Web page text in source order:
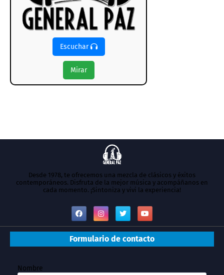
Escuchar
Mirar
Desde 1978, te ofrecemos una mezcla de clásicos y éxitos
contemporáneos. Disfruta de la mejor música y acompáñanos en
cada momento. ¡Sintoniza y vivi la experiencia!
Formulario de contacto
Nombre